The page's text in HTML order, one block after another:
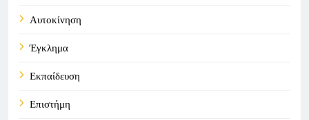
Αυτοκίνηση
Έγκλημα
Εκπαίδευση
Επιστήμη